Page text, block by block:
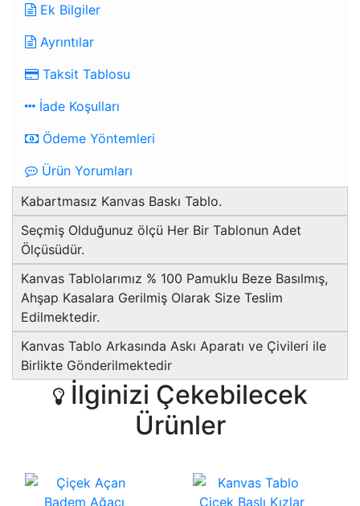
Ek Bilgiler
Ayrıntılar
Taksit Tablosu
İade Koşulları
Ödeme Yöntemleri
Ürün Yorumları
Kabartmasız Kanvas Baskı Tablo.
Seçmiş Olduğunuz ölçü Her Bir Tablonun Adet
Ölçüsüdür.
Kanvas Tablolarımız % 100 Pamuklu Beze Basılmış,
Ahşap Kasalara Gerilmiş Olarak Size Teslim
Edilmektedir.
Kanvas Tablo Arkasında Askı Aparatı ve Çivileri ile
Birlikte Gönderilmektedir
İlginizi Çekebilecek
Ürünler